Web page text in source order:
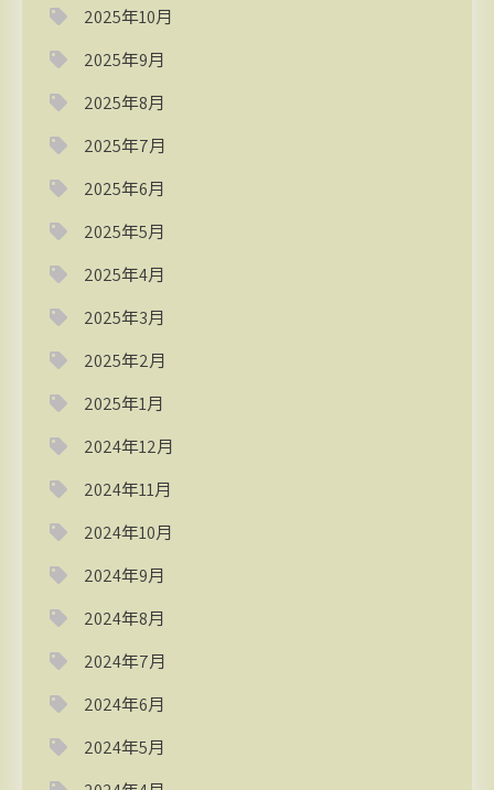
2025年10月
2025年9月
2025年8月
2025年7月
2025年6月
2025年5月
2025年4月
2025年3月
2025年2月
2025年1月
2024年12月
2024年11月
2024年10月
2024年9月
2024年8月
2024年7月
2024年6月
2024年5月